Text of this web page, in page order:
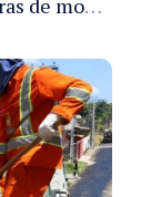
Prefeitura de Manaus intensifica obras de modernização no viaduto Miguel Arraes para ampliar segurança e acessibilidade na região